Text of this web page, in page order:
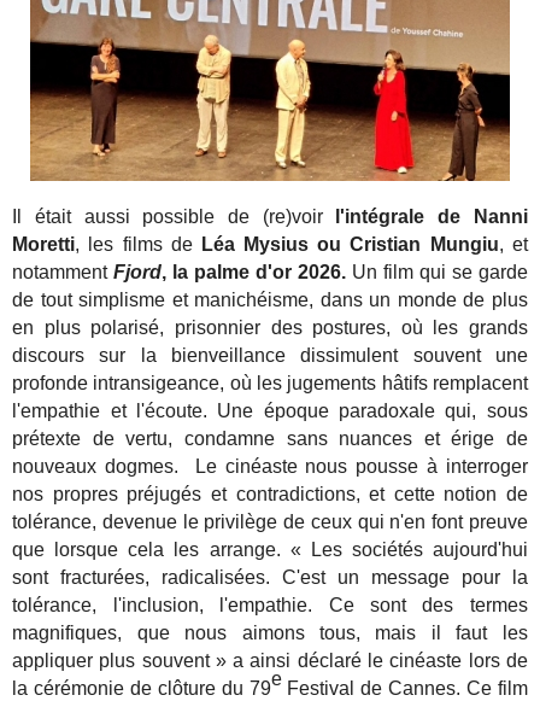
Il était aussi possible de (re)voir
l'intégrale de Nanni
Moretti, les films de Léa Mysius ou Cristian Mungiu, et
notammentFjord, la palme d'or 2026. Un film qui se garde
de tout simplisme et manichéisme, dans un monde de plus
en plus polarisé, prisonnier des postures, où les grands
discours sur la bienveillance dissimulent souvent une
profonde intransigeance, où les jugements hâtifs remplacent
l'empathie et l'écoute. Une époque paradoxale qui, sous
prétexte de vertu, condamne sans nuances et érige de
nouveaux dogmes. Le cinéaste nous pousse à interroger
nos propres préjugés et contradictions, et cette notion de
tolérance, devenue le privilège de ceux qui n'en font preuve
que lorsque cela les arrange. « Les sociétés aujourd'hui
sont fracturées, radicalisées. C'est un message pour la
tolérance, l'inclusion, l'empathie. Ce sont des termes
magnifiques, que nous aimons tous, mais il faut les
appliquer plus souvent » a ainsi déclaré le cinéaste lors de
la cérémonie de clôture du 79e Festival de Cannes. Ce film